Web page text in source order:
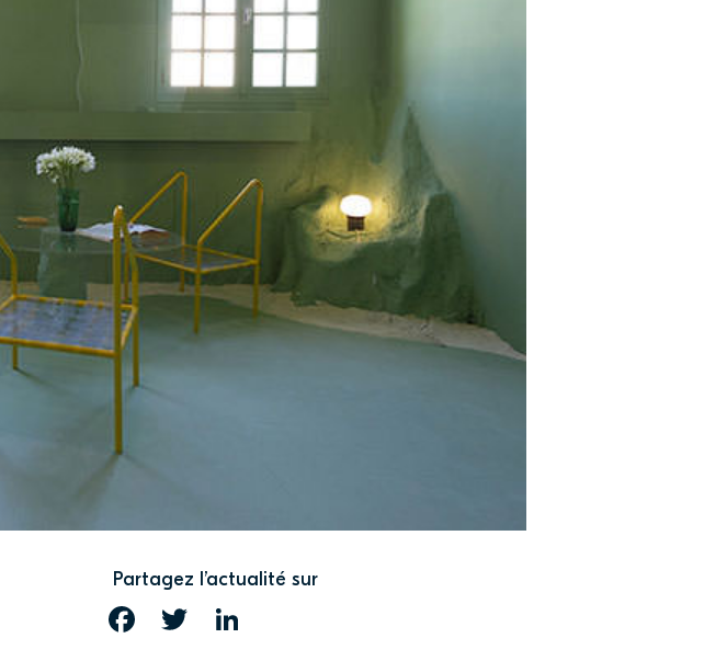
Partagez l’actualité sur
FACEBOOKTWITTER